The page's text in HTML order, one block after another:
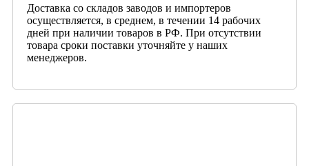
Доставка со складов заводов и импортеров
осуществляется, в среднем, в течении 14 рабочих
дней при наличии товаров в РФ. При отсутствии
товара сроки поставки уточняйте у наших
менеджеров.